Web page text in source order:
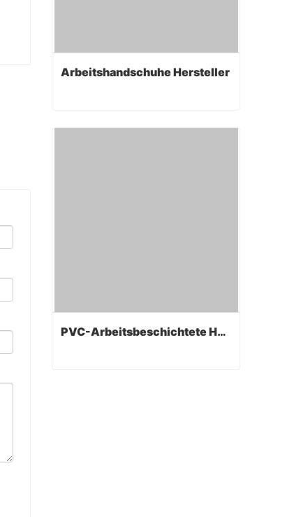
Arbeitshandschuhe Hersteller
Arbeitshandschuhe Hersteller
PVC-Arbeitsbeschichtete Handschuhe